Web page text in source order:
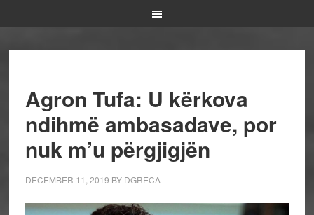
Agron Tufa: U kërkova
ndihmë ambasadave, por
nuk m’u përgjigjën
DECEMBER 11, 2019 BY DGRECA